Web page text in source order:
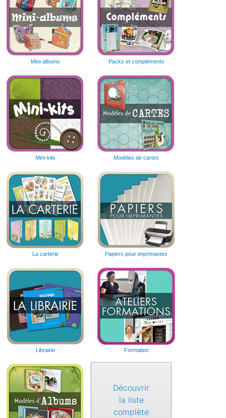
Mini-albums Packs et compléments
Mini-kits Modèles de cartes
La carterie Papiers pour imprimantes
Librairie Formation
Découvrir
la liste
complète